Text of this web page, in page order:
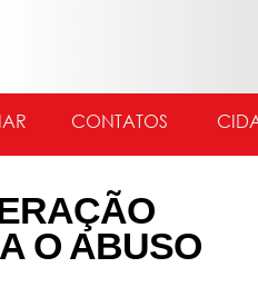
CONTATOS
O ABUSO